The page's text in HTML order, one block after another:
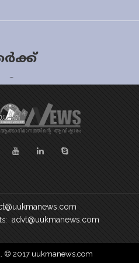
advt@uukmanews.com
© 2017 uukmanews.com